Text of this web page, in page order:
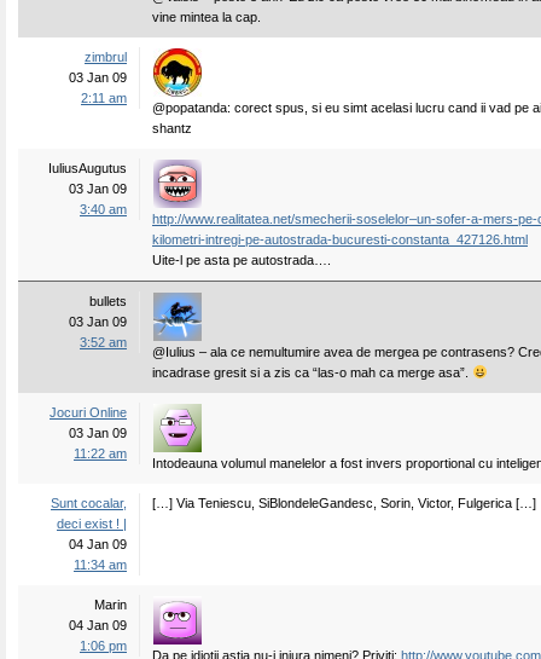
vine mintea la cap.
zimbrul
03 Jan 09
2:11 am
@popatanda: corect spus, si eu simt acelasi lucru cand ii vad pe
shantz
IuliusAugutus
03 Jan 09
3:40 am
http://www.realitatea.net/smecherii-soselelor–un-sofer-a-mers-
kilometri-intregi-pe-autostrada-bucuresti-constanta_427126.html
Uite-l pe asta pe autostrada….
bullets
03 Jan 09
3:52 am
@Iulius – ala ce nemultumire avea de mergea pe contrasens?
incadrase gresit si a zis ca “las-o mah ca merge asa”.
Jocuri Online
03 Jan 09
11:22 am
Intodeauna volumul manelelor a fost invers proportional cu
Sunt cocalar,
deci exist ! |
04 Jan 09
11:34 am
[…] Via Teniescu, SiBlondeleGandesc, Sorin, Victor, Fulgerica […]
Marin
04 Jan 09
1:06 pm
Da pe idiotii astia nu-i injura nimeni? Priviti: http://